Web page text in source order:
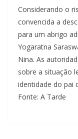
Considerando o
convencida a
para um abrigo
Yogaratna
Nina. As
sobre a situação
identidade do pai
Fonte: A Tarde